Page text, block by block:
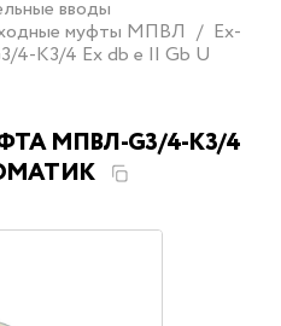
вводы
муфты МПВЛ
Ex-
4-К3/4 Ех db e II Gb U
МПВЛ-G3/4-К3/4